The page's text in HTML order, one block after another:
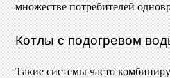
множестве потребителей
Котлы с подогревом
Такие системы часто